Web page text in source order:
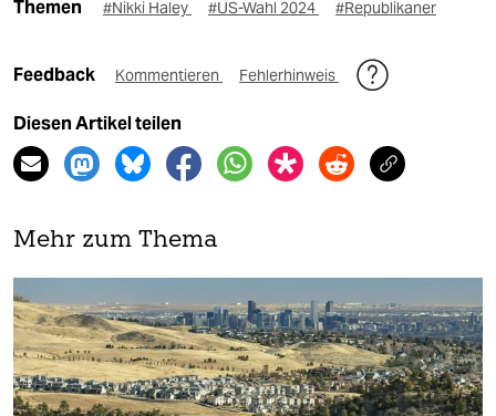
Themen #Nikki Haley #US-Wahl 2024 #Republikaner
Feedback Kommentieren Fehlerhinweis
Diesen Artikel teilen
Mehr zum Thema